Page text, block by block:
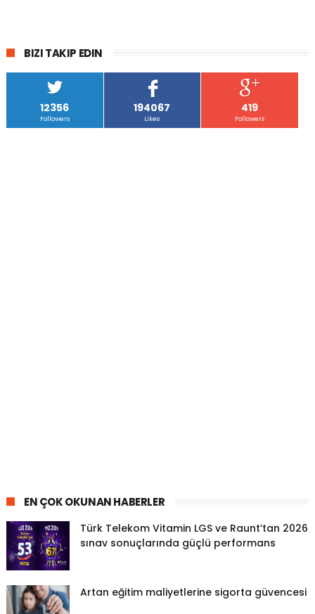
BIZI TAKIP EDIN
12356
Followers
194067
Likes
419
Followers
EN ÇOK OKUNAN HABERLER
Türk Telekom Vitamin LGS ve Raunt’tan 2026
sınav sonuçlarında güçlü performans
Artan eğitim maliyetlerine sigorta güvencesi